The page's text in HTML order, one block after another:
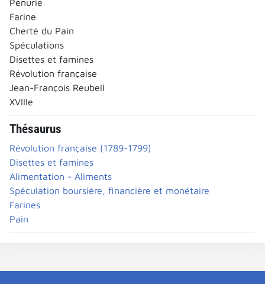
Farine
Cherté du Pain
Spéculations
Disettes et famines
Révolution française
Jean-François Reubell
XVIIIe
Thésaurus
Révolution française (1789-1799)
Disettes et famines
Alimentation - Aliments
Spéculation boursière, financière et monétaire
Farines
Pain